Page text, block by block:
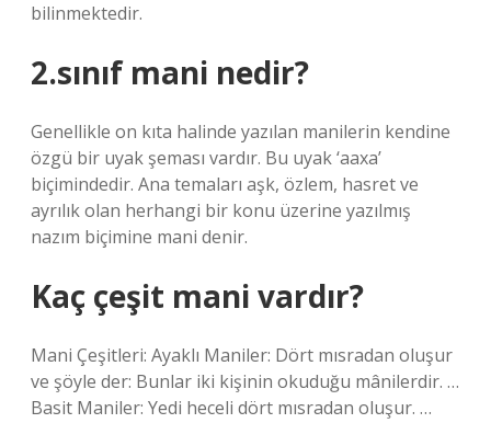
bilinmektedir.
2.sınıf mani nedir?
Genellikle on kıta halinde yazılan manilerin kendine
özgü bir uyak şeması vardır. Bu uyak ‘aaxa’
biçimindedir. Ana temaları aşk, özlem, hasret ve
ayrılık olan herhangi bir konu üzerine yazılmış
nazım biçimine mani denir.
Kaç çeşit mani vardır?
Mani Çeşitleri: Ayaklı Maniler: Dört mısradan oluşur
ve şöyle der: Bunlar iki kişinin okuduğu mânilerdir. …
Basit Maniler: Yedi heceli dört mısradan oluşur. …